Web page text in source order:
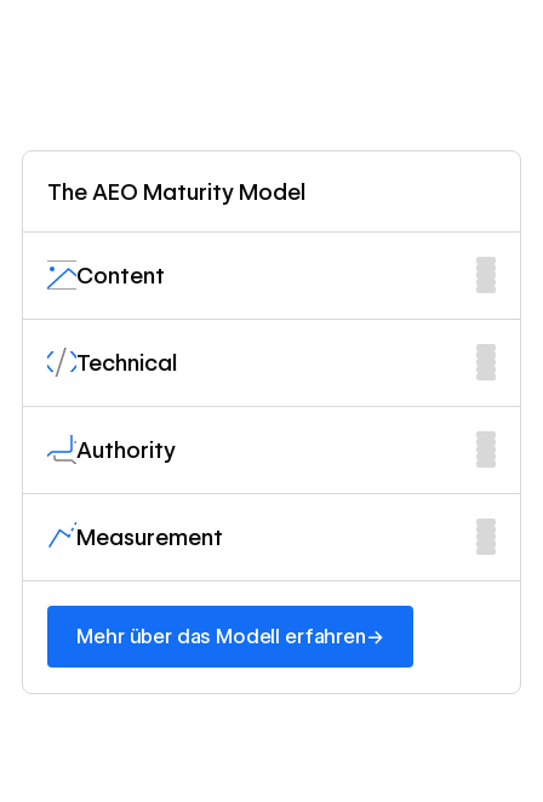
The AEO Maturity Model
Content
Technical
Authority
Measurement
Mehr über das Modell erfahren→
Mehr über das Modell erfahren